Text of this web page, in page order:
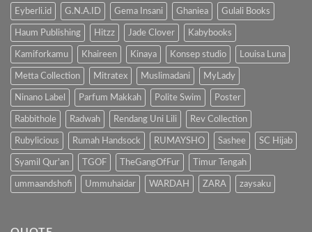
Eyberli.id G.N.A.ID Gema Insani Ghaniea Gulali Books
Haum Publishing Hitzz Jade Clover Kabybooks
Kamiforkamu Khaireen Kinaya Konsep studio Louisa Luna
Metta Collection Mitratex Muslimadani MyLady
Ninano Label Parfum Makkah Polite Swim Poster
Rabbithole Radwah Rendang Uni Lili Rev Collection
Rubylicious Rumah Handsock RUMAYSHO Sashee SC Hijab
Syamil Qur'an TGOF TheGangOfFur Timur Tengah
ummaandshofi Ummuhaidar WARDAH ZARA zaysaku